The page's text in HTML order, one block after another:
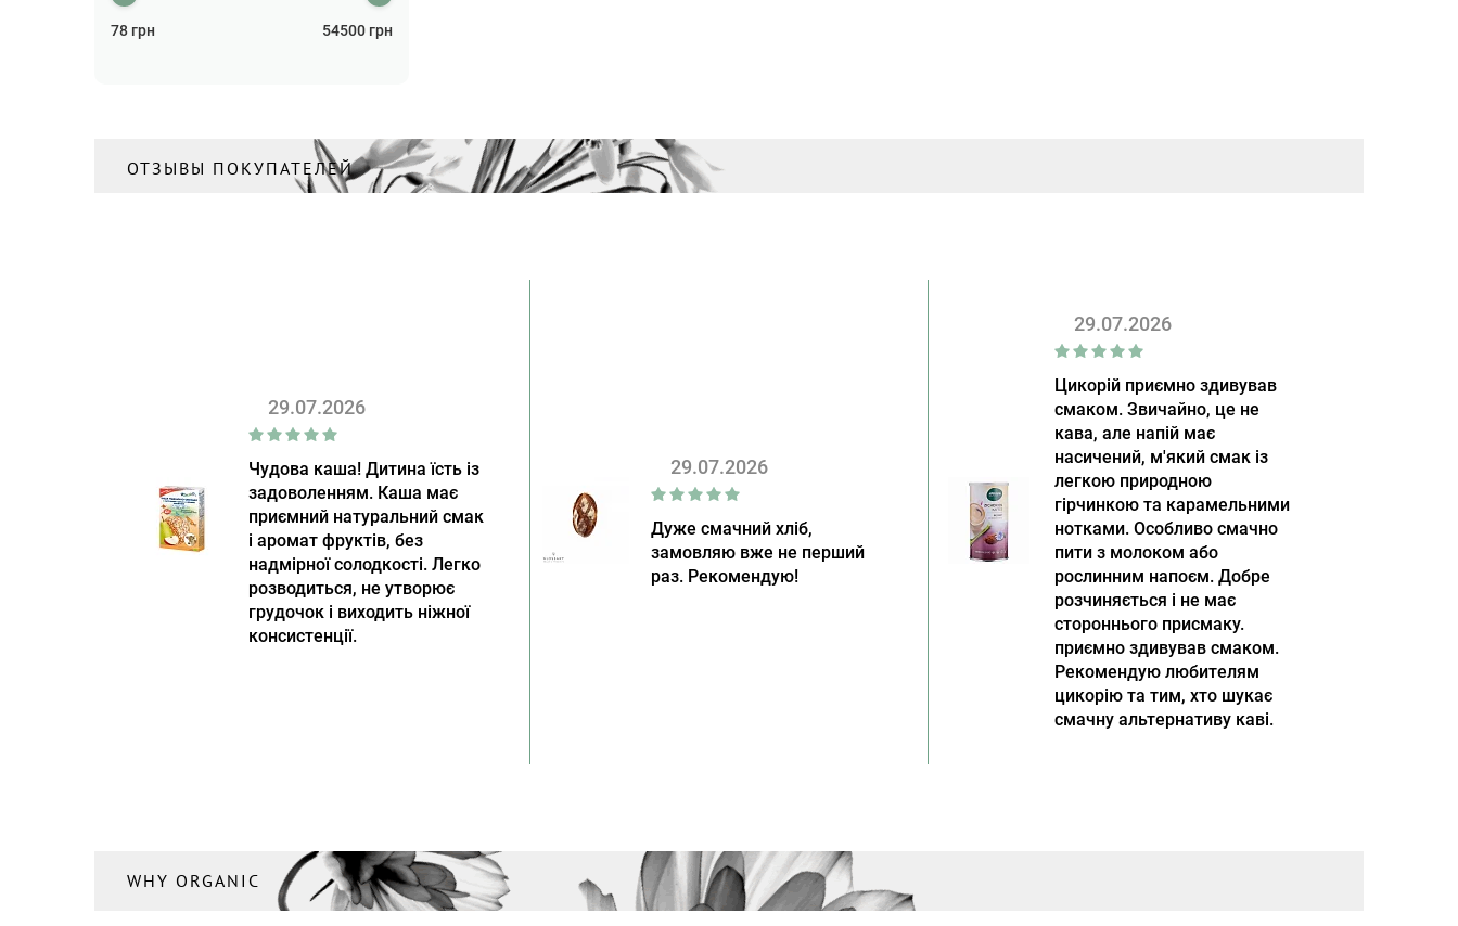
Солнцезащита
(24)
Тоник/Мист
78 грн 54500 грн
ОТЗЫВЫ ПОКУПАТЕЛЕЙ
29.07.2026
Чудова каша! Дитина їсть із
задоволенням. Каша має
приємний натуральний смак
і аромат фруктів, без
надмірної солодкості. Легко
розводиться, не утворює
грудочок і виходить ніжної
консистенції.
29.07.2026
Дуже смачний хліб,
замовляю вже не перший
раз. Рекомендую!
29.07.2026
Цикорій приємно здивував
смаком. Звичайно, це не
кава, але напій має
насичений, м'який смак із
легкою природною
гірчинкою та карамельними
нотками. Особливо смачно
пити з молоком або
рослинним напоєм. Добре
розчиняється і не має
стороннього присмаку.
приємно здивував смаком.
Рекомендую любителям
цикорію та тим, хто шукає
смачну альтернативу каві.
WHY ORGANIC